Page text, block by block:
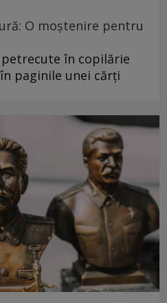
O moștenire pentru
în copilărie
paginile unei cărți